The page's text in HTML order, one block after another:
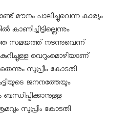
മൗനം പാലിച്ചുവെന്ന കാര്യം
സമയത്ത് നടന്നുവെന്ന്
വെറുംമൊഴിയാണ്
സുപ്രീം കോടതി
ജനനത്തേയും
സുപ്രീം കോടതി